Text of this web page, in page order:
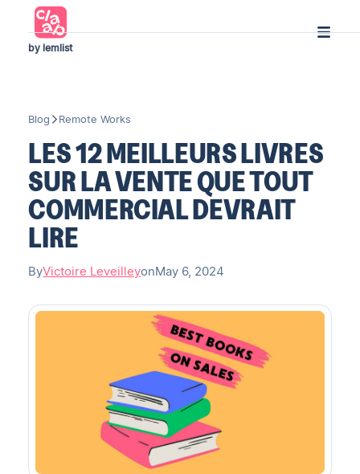
by lemlist
Blog Remote Works
LES 12 MEILLEURS LIVRES
SUR LA VENTE QUE TOUT
COMMERCIAL DEVRAIT
LIRE
ByVictoire LeveilleyonMay 6, 2024